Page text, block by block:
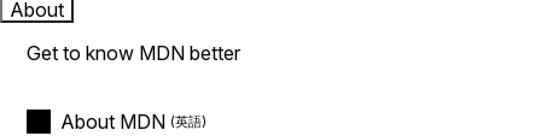
About
Get to know MDN better
About MDN